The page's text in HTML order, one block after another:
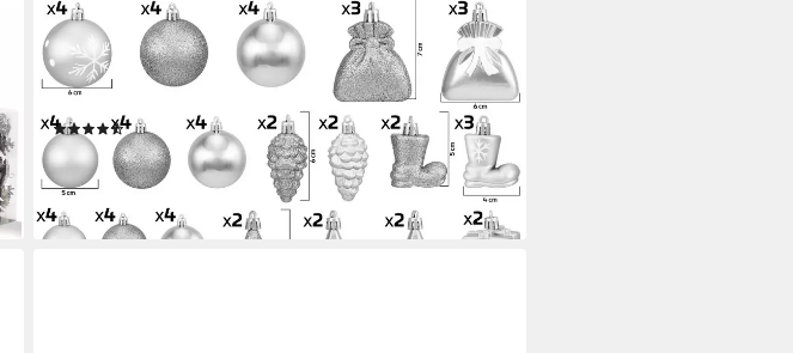
BRUBAKER
Weihnachtsbaumkugel 77-teiliges Weihnachtskugel-Set,
Christbaumschmuck aus Kunststoff, Weihnachtsdekoration
(35)
29,99 €
lieferbar - in 2-3 Werktagen bei dir